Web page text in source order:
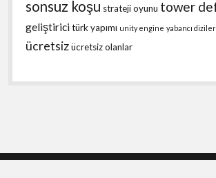
sonsuz koşu strateji oyunu tower
geliştiricitürk yapımı unity engine yabancı diziler
ücretsizücretsiz olanlar